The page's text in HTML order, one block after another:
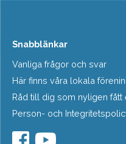
Snabblänkar
Vanliga frågor och svar
Här finns våra lokala
Råd till dig som nyligen
Person- och